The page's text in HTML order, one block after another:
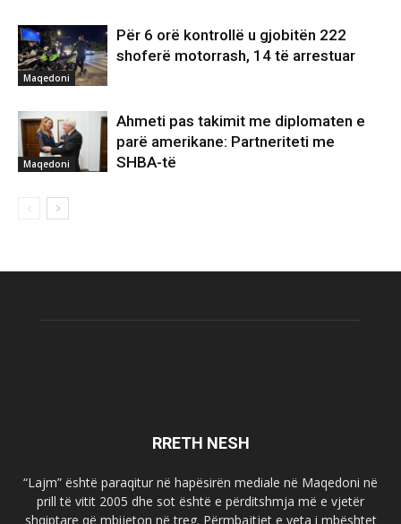
Maqedoni
Për 6 orë kontrollë u gjobitën 222
shoferë motorrash, 14 të arrestuar
Maqedoni
Ahmeti pas takimit me diplomaten e
parë amerikane: Partneriteti me
SHBA-të
RRETH NESH
“Lajm” është paraqitur në hapësirën mediale në Maqedoni në
prill të vitit 2005 dhe sot është e përditshmja më e vjetër
shqiptare që mbijeton në treg. Përmbajtjet e veta i mbështet